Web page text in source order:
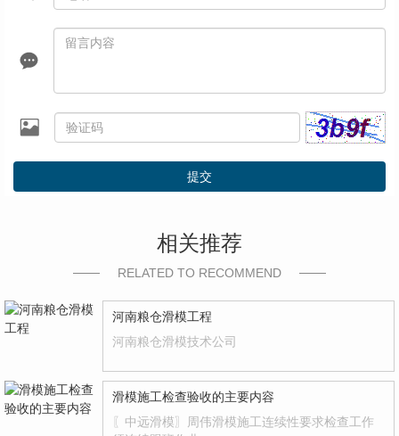
提交
相关推荐
RELATED TO RECOMMEND
河南粮仓滑模工程
河南粮仓滑模技术公司
滑模施工检查验收的主要内容
〖中远滑模〗周伟滑模施工连续性要求检查工作